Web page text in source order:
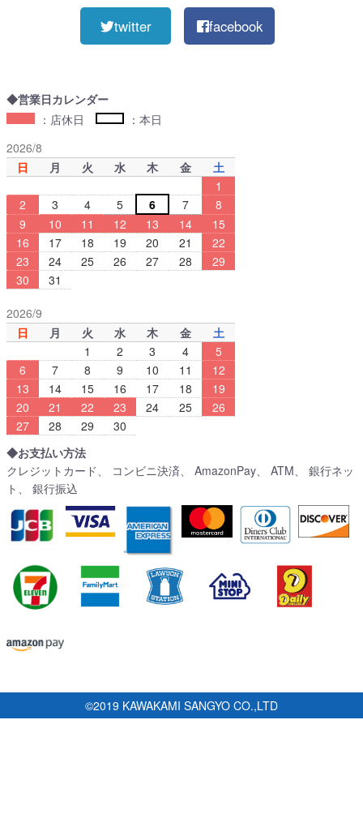
twitter facebook
◆営業日カレンダー
：店休日
：本日
2026/8
日
月 火 水 木 金
土
1
2
3 4 5 6 7
8
9
10 11 12 13 14
15
16
17 18 19 20 21
22
23
24 25 26 27 28
29
30
31
2026/9
日
月 火 水 木 金
土
1
2 3 4
5
6
7 8 9 10 11
12
13
14 15 16 17 18
19
20
21 22 23 24 25
26
27
28 29
30
◆お支払い方法
クレジットカード、 コンビニ決済、 AmazonPay、 ATM、 銀行ネッ
ト、 銀行振込
©2019 KAWAKAMI SANGYO CO.,LTD